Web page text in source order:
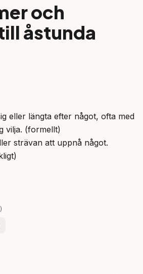
och
åstunda
eller längta efter något, ofta med
vilja. (formellt)
strävan att uppnå något.
)